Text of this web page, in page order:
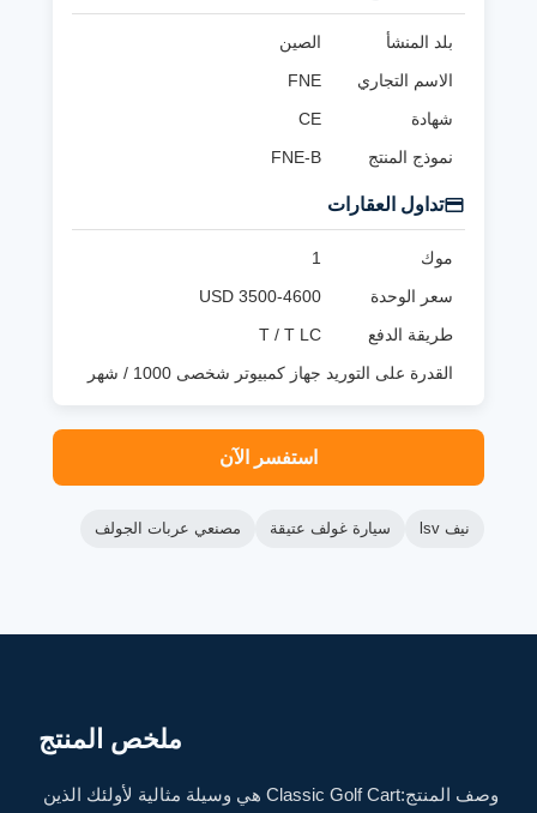
بلد المنشأ
الصين
الاسم التجاري
FNE
شهادة
CE
نموذج المنتج
FNE-B
تداول العقارات
موك
1
سعر الوحدة
3500-4600 USD
طريقة الدفع
T / T LC
القدرة على التوريد جهاز كمبيوتر شخصى 1000 / شهر
استفسر الآن
نيف lsv سيارة غولف عتيقة مصنعي عربات الجولف
ملخص المنتج
وصف المنتج:Classic Golf Cart هي وسيلة مثالية لأولئك الذين